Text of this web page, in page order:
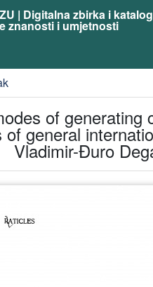
| Digitalna zbirka i
znanosti i umjetnosti
of generating
of general
Vladimir-Đuro